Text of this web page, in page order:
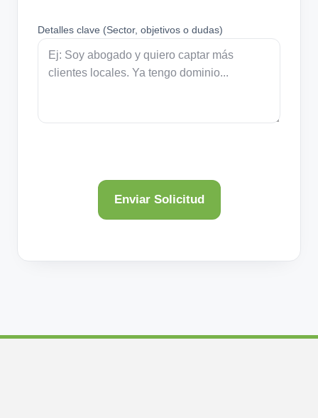
Detalles clave (Sector, objetivos o dudas)